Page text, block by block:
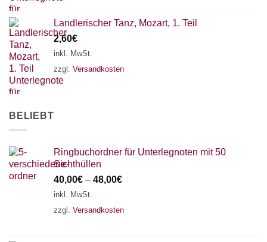
Landlerischer Tanz, Mozart, 1. Teil
2,60€
inkl. MwSt.
zzgl. Versandkosten
BELIEBT
Ringbuchordner für Unterlegnoten mit 50
Sichthüllen
40,00€ – 48,00€
inkl. MwSt.
zzgl. Versandkosten